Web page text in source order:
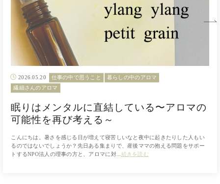
2026.05.20 仕事の中で思うこと
暮らしの中のアロマ
繊細さんのアロマ
眠りはメンタルに直結している〜アロマの
可能性を再び考える～
こんにちは。暑さを感じる日が増えて寝苦しいなと夜中に起きたりした人もい
るのではないでしょうか？先日ある集まりで、産後ママの抱える問題をサポー
トするNPO法人の理事の方と、アロマに対... 続きを読む